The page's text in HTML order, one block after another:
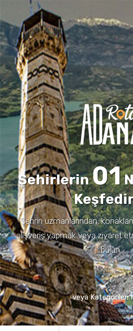
Şehirlerin01
Şehrin uzmanlarından;
alışveriş yapmak veya ziyaret
bulun.
veya Kategorileri